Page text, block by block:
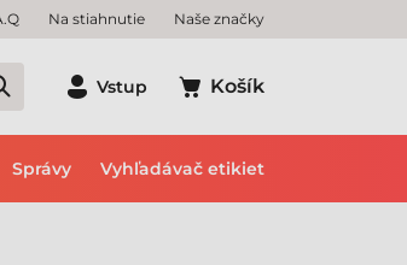
Na stiahnutie Naše značky
Vstup Košík
Správy Vyhľadávač etikiet